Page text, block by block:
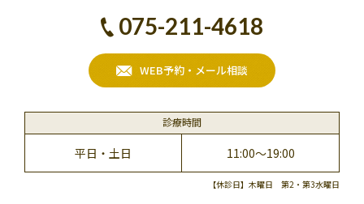
075-211-4618
WEB予約・メール相談
診療時間
平日・土日 11:00～19:00
【休診日】木曜日 第2・第3水曜日